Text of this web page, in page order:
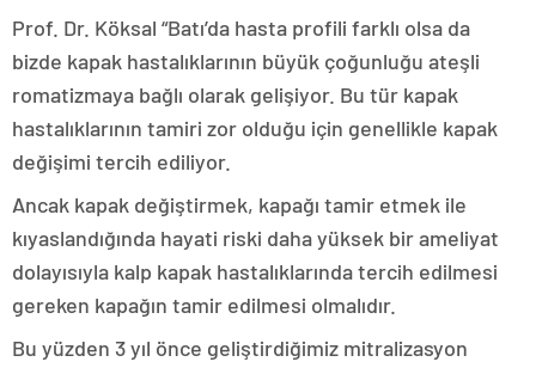
Prof. Dr. Köksal “Batı’da hasta profili farklı olsa da
bizde kapak hastalıklarının büyük çoğunluğu ateşli
romatizmaya bağlı olarak gelişiyor. Bu tür kapak
hastalıklarının tamiri zor olduğu için genellikle kapak
değişimi tercih ediliyor.
Ancak kapak değiştirmek, kapağı tamir etmek ile
kıyaslandığında hayati riski daha yüksek bir ameliyat
dolayısıyla kalp kapak hastalıklarında tercih edilmesi
gereken kapağın tamir edilmesi olmalıdır.
Bu yüzden 3 yıl önce geliştirdiğimiz mitralizasyon